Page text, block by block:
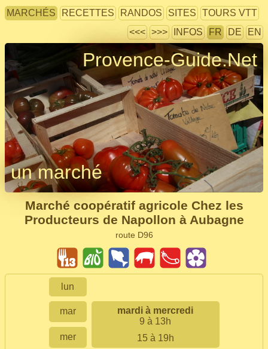
MARCHÉS RECETTES RANDOS SITES
TOURS VTT
<<< >>> INFOS FR DE EN
Provence-Guide.Net
un marché
Marché coopératif agricole Chez les
Producteurs de Napollon à Aubagne
route D96
lun
mar
mardi à mercredi
9 à 13h
15 à 19h
mer